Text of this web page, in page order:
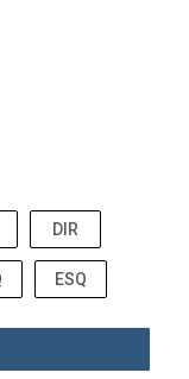
DIR
ESQ